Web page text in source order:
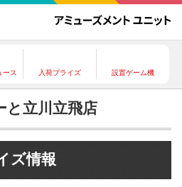
ース 入荷プライズ 設置ゲーム機
立川立飛店
ズ情報